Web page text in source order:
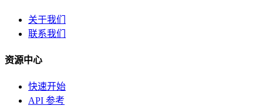
关于我们
联系我们
资源中心
快速开始
API 参考